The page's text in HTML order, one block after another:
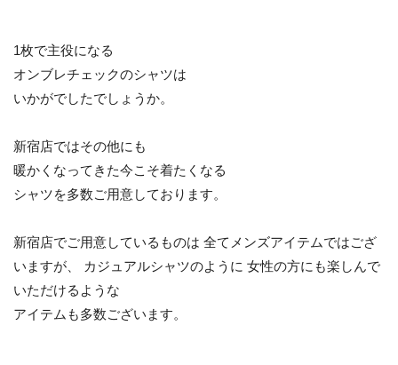
1枚で主役になる
オンブレチェックのシャツは
いかがでしたでしょうか。
新宿店ではその他にも
暖かくなってきた今こそ着たくなる
シャツを多数ご用意しております。
新宿店でご用意しているものは 全てメンズアイテムではござ
いますが、 カジュアルシャツのように 女性の方にも楽しんで
いただけるような
アイテムも多数ございます。